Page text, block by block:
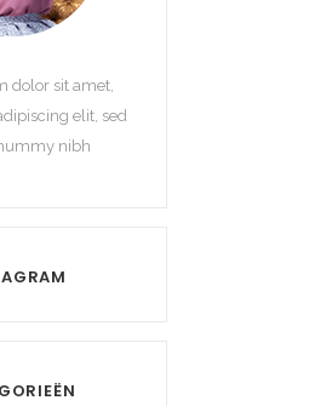
dolor sit amet,
elit, sed
nibh